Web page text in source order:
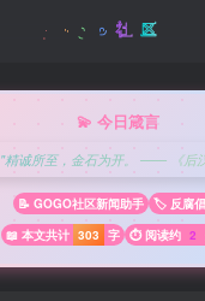
💫 今日箴言
"精诚所至，金石为开。 —— 《后
📝 GOGO社区新闻助手
🏷️ 反腐
📖 本文共计 303 字 ⏱️ 阅读约 2